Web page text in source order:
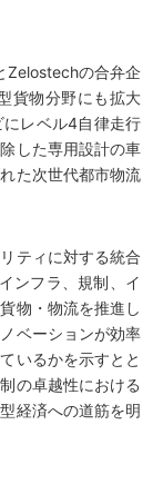
Zelostechの合弁企
貨物分野にも拡大
レベル4自律走行
した専用設計の車
た次世代都市物流
ティに対する統合
ンフラ、規制、イ
物・物流を推進し
ベーションが効率
いるかを示すとと
の卓越性における
経済への道筋を明